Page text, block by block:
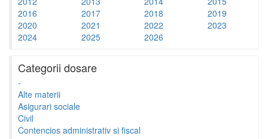
2016
2017 2018
2019
2020
2021 2022
2023
2024
2025 2026
Categorii dosare
-
Alte materii
Asigurari sociale
Civil
Contencios administrativ si fiscal